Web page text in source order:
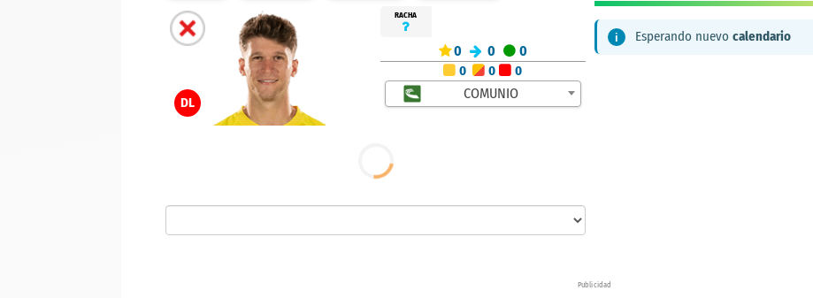
DL
RACHA
0 0 0
0 0 0
COMUNIO
Esperando nuevo calendario
Publicidad